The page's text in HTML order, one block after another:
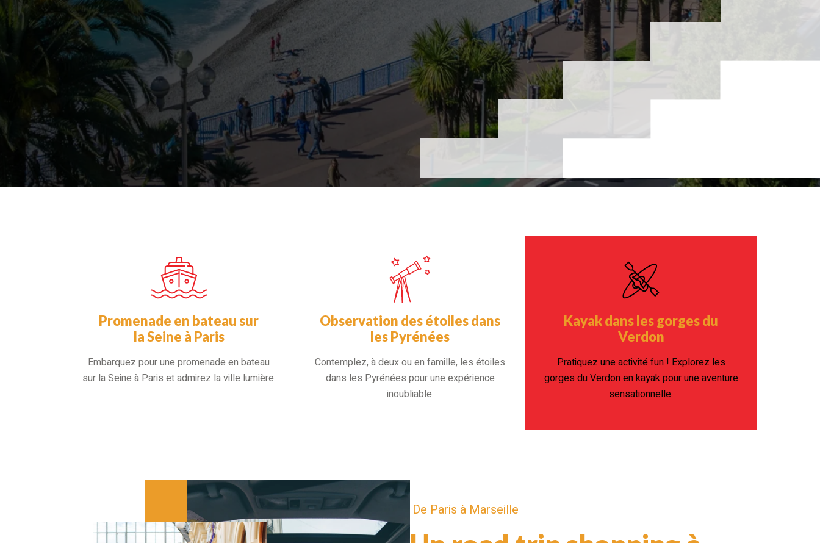
Promenade en bateau sur
la Seine à Paris
Embarquez pour une promenade en bateau
sur la Seine à Paris et admirez la ville lumière.
Observation des étoiles dans
les Pyrénées
Contemplez, à deux ou en famille, les étoiles
dans les Pyrénées pour une expérience
inoubliable.
Kayak dans les gorges du
Verdon
Pratiquez une activité fun ! Explorez les
gorges du Verdon en kayak pour une aventure
sensationnelle.
De Paris à Marseille